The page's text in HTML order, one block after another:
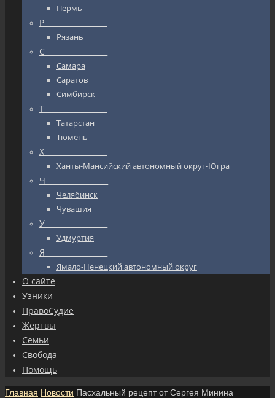
Пермь
Р_________________
Рязань
С_________________
Самара
Саратов
Симбирск
Т_________________
Татарстан
Тюмень
Х_________________
Ханты-Мансийский автономный округ-Югра
Ч_________________
Челябинск
Чувашия
У_________________
Удмуртия
Я_________________
Ямало-Ненецкий автономный округ
О сайте
Узники
ПравоСудие
Жертвы
Семьи
Свобода
Помощь
Главная Новости Пасхальный рецепт от Сергея Минина